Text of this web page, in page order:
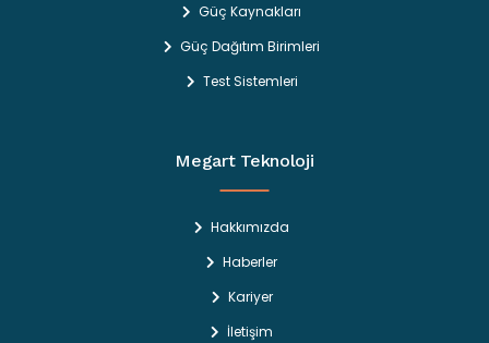
Güç Kaynakları
Güç Dağıtım Birimleri
Test Sistemleri
Megart Teknoloji
Hakkımızda
Haberler
Kariyer
İletişim